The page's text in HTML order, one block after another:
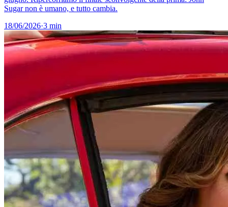
Sugar non è umano, e tutto cambia.
18/06/2026·3 min